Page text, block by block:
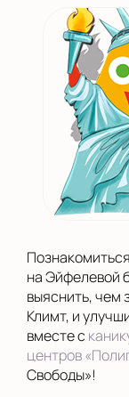
на Эйфелевой
выяснить, чем
Климт, и
вместе с
центров
Свободы»!